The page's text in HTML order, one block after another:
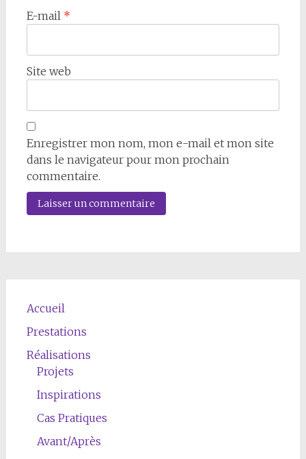
E-mail *
Site web
Enregistrer mon nom, mon e-mail et mon site
dans le navigateur pour mon prochain
commentaire.
Accueil
Prestations
Réalisations
Projets
Inspirations
Cas Pratiques
Avant/Après